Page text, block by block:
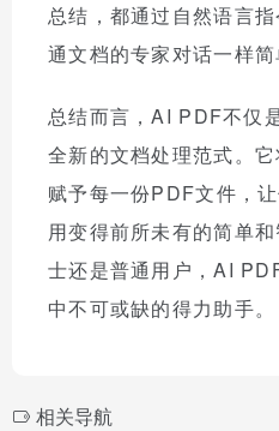
总结，都通过自然语言
通文档的专家对话一样简
总结而言，AI PDF不仅
全新的文档处理范式。
赋予每一份PDF文件，
用变得前所未有的简单
士还是普通用户，AI
中不可或缺的得力助手。
相关导航